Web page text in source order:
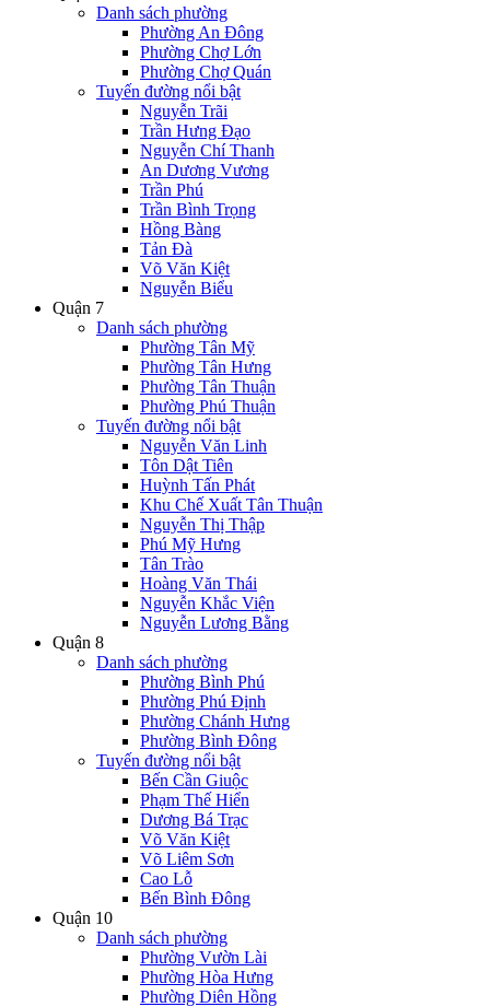
Danh sách phường
Phường An Đông
Phường Chợ Lớn
Phường Chợ Quán
Tuyến đường nổi bật
Nguyễn Trãi
Trần Hưng Đạo
Nguyễn Chí Thanh
An Dương Vương
Trần Phú
Trần Bình Trọng
Hồng Bàng
Tản Đà
Võ Văn Kiệt
Nguyễn Biểu
Quận 7
Danh sách phường
Phường Tân Mỹ
Phường Tân Hưng
Phường Tân Thuận
Phường Phú Thuận
Tuyến đường nổi bật
Nguyễn Văn Linh
Tôn Dật Tiên
Huỳnh Tấn Phát
Khu Chế Xuất Tân Thuận
Nguyễn Thị Thập
Phú Mỹ Hưng
Tân Trào
Hoàng Văn Thái
Nguyễn Khắc Viện
Nguyễn Lương Bằng
Quận 8
Danh sách phường
Phường Bình Phú
Phường Phú Định
Phường Chánh Hưng
Phường Bình Đông
Tuyến đường nổi bật
Bến Cần Giuộc
Phạm Thế Hiển
Dương Bá Trạc
Võ Văn Kiệt
Võ Liêm Sơn
Cao Lỗ
Bến Bình Đông
Quận 10
Danh sách phường
Phường Vườn Lài
Phường Hòa Hưng
Phường Diên Hồng